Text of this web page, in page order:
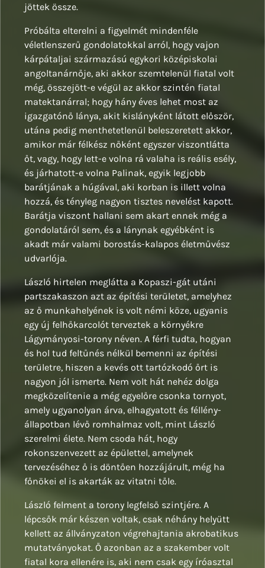
jöttek össze.
Próbálta elterelni a figyelmét mindenféle
véletlenszerű gondolatokkal arról, hogy vajon
kárpátaljai származású egykori középiskolai
angoltanárnője, aki akkor szemtelenül fiatal volt
még, összejött-e végül az akkor szintén fiatal
matektanárral; hogy hány éves lehet most az
igazgatónő lánya, akit kislányként látott először,
utána pedig menthetetlenül beleszeretett akkor,
amikor már félkész nőként egyszer viszontlátta
őt, vagy, hogy lett-e volna rá valaha is reális esély,
és járhatott-e volna Palinak, egyik legjobb
barátjának a húgával, aki korban is illett volna
hozzá, és tényleg nagyon tisztes nevelést kapott.
Barátja viszont hallani sem akart ennek még a
gondolatáról sem, és a lánynak egyébként is
akadt már valami borostás-kalapos életművész
udvarlója.
László hirtelen meglátta a Kopaszi-gát utáni
partszakaszon azt az építési területet, amelyhez
az ő munkahelyének is volt némi köze, ugyanis
egy új felhőkarcolót terveztek a környékre
Lágymányosi-torony néven. A férfi tudta, hogyan
és hol tud feltűnés nélkül bemenni az építési
területre, hiszen a kevés ott tartózkodó őrt is
nagyon jól ismerte. Nem volt hát nehéz dolga
megközelítenie a még egyelőre csonka tornyot,
amely ugyanolyan árva, elhagyatott és féllény-
állapotban lévő romhalmaz volt, mint László
szerelmi élete. Nem csoda hát, hogy
rokonszenvezett az épülettel, amelynek
tervezéséhez ő is döntően hozzájárult, még ha
főnökei el is akarták az vitatni tőle.
László felment a torony legfelső szintjére. A
lépcsők már készen voltak, csak néhány helyütt
kellett az állványzaton végrehajtania akrobatikus
mutatványokat. Ő azonban az a szakember volt
fiatal kora ellenére is, aki nem csak egy íróasztal